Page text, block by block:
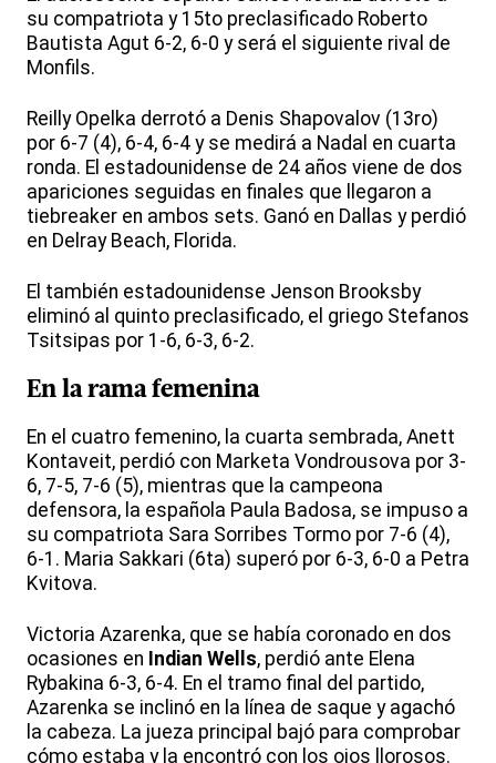
su compatriota y 15to preclasificado Roberto
Bautista Agut 6-2, 6-0 y será el siguiente rival de
Monfils.
Reilly Opelka derrotó a Denis Shapovalov (13ro)
por 6-7 (4), 6-4, 6-4 y se medirá a Nadal en cuarta
ronda. El estadounidense de 24 años viene de dos
apariciones seguidas en finales que llegaron a
tiebreaker en ambos sets. Ganó en Dallas y perdió
en Delray Beach, Florida.
El también estadounidense Jenson Brooksby
eliminó al quinto preclasificado, el griego Stefanos
Tsitsipas por 1-6, 6-3, 6-2.
En la rama femenina
En el cuatro femenino, la cuarta sembrada, Anett
Kontaveit, perdió con Marketa Vondrousova por 3-
6, 7-5, 7-6 (5), mientras que la campeona
defensora, la española Paula Badosa, se impuso a
su compatriota Sara Sorribes Tormo por 7-6 (4),
6-1. Maria Sakkari (6ta) superó por 6-3, 6-0 a Petra
Kvitova.
Victoria Azarenka, que se había coronado en dos
ocasiones en Indian Wells, perdió ante Elena
Rybakina 6-3, 6-4. En el tramo final del partido,
Azarenka se inclinó en la línea de saque y agachó
la cabeza. La jueza principal bajó para comprobar
cómo estaba y la encontró con los ojos llorosos.